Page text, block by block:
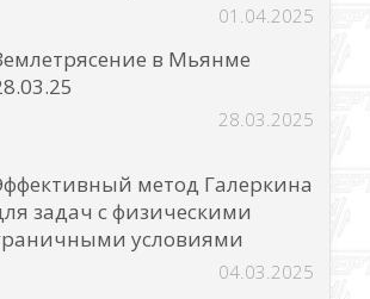
01.04.2025
в Мьянме
28.03.2025
метод Галеркина
задач с физическими
условиями
04.03.2025